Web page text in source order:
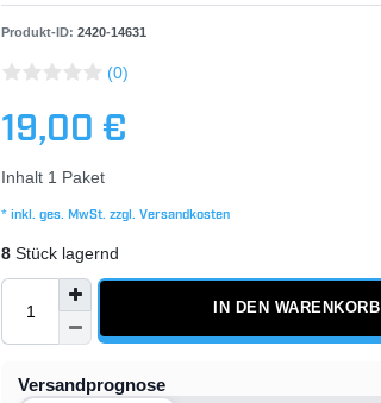
Produkt-ID: 2420-14631
(0)
19,00 €
Inhalt 1 Paket
* inkl. ges. MwSt. zzgl. Versandkosten
8 Stück lagernd
IN DEN WARENKORB
Versandprognose